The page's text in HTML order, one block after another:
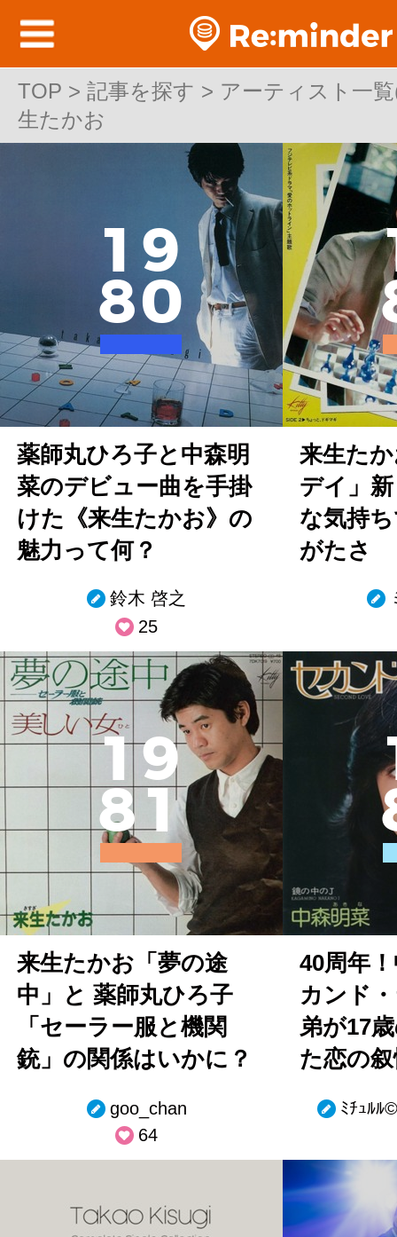
TOP > 記事を探す > アーティスト一
生たかお
TOP > 記事を探す > アーティスト一
生たかお
1 9
80
薬師丸ひろ子と中森明
菜のデビュー曲を手掛
けた《来生たかお》の
魅力って何？
鈴木 啓之
25
来生た
デイ」
な気持
がたさ
19
81
来生たかお「夢の途
中」と 薬師丸ひろ子
「セーラー服と機関
銃」の関係はいかに？
goo_chan
64
40周年
カンド
弟が17
た恋の
ﾐﾁｭﾙﾙ